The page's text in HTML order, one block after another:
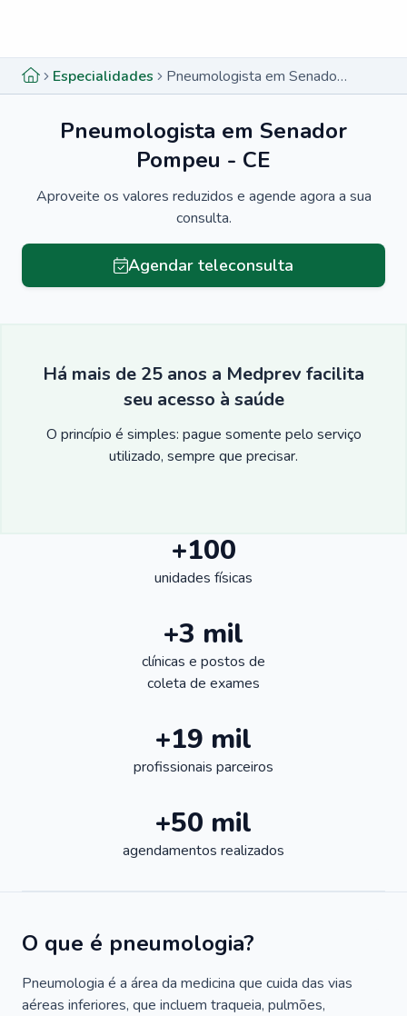
Especialidades Pneumologista em Senador Pompeu - CE
Pneumologista em Senador
Pompeu - CE
Aproveite os valores reduzidos e agende agora a sua
consulta.
Agendar teleconsulta
Há mais de 25 anos a Medprev facilita
seu acesso à saúde
O princípio é simples: pague somente pelo serviço
utilizado, sempre que precisar.
+100
unidades físicas
+3 mil
clínicas e postos de
coleta de exames
+19 mil
profissionais parceiros
+50 mil
agendamentos realizados
O que é pneumologia?
Pneumologia é a área da medicina que cuida das vias
aéreas inferiores, que incluem traqueia, pulmões,